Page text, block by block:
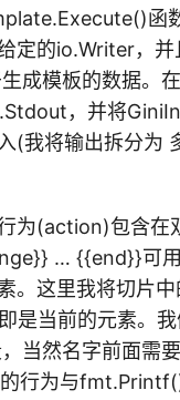
函
定的io.Writer，并
成模板的数据。
，并将
(我将输出拆分为
为(action)包含在
… {{end}}可
。这里我将切片
是当前的元素。
当然名字前面需
行为与